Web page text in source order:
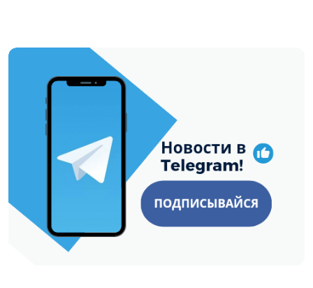
https://t.me/minskctvby